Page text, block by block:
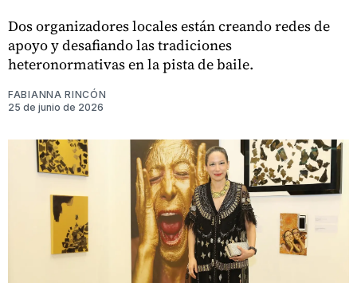
Dos organizadores locales están creando redes de
apoyo y desafiando las tradiciones
heteronormativas en la pista de baile.
FABIANNA RINCÓN
25 de junio de 2026